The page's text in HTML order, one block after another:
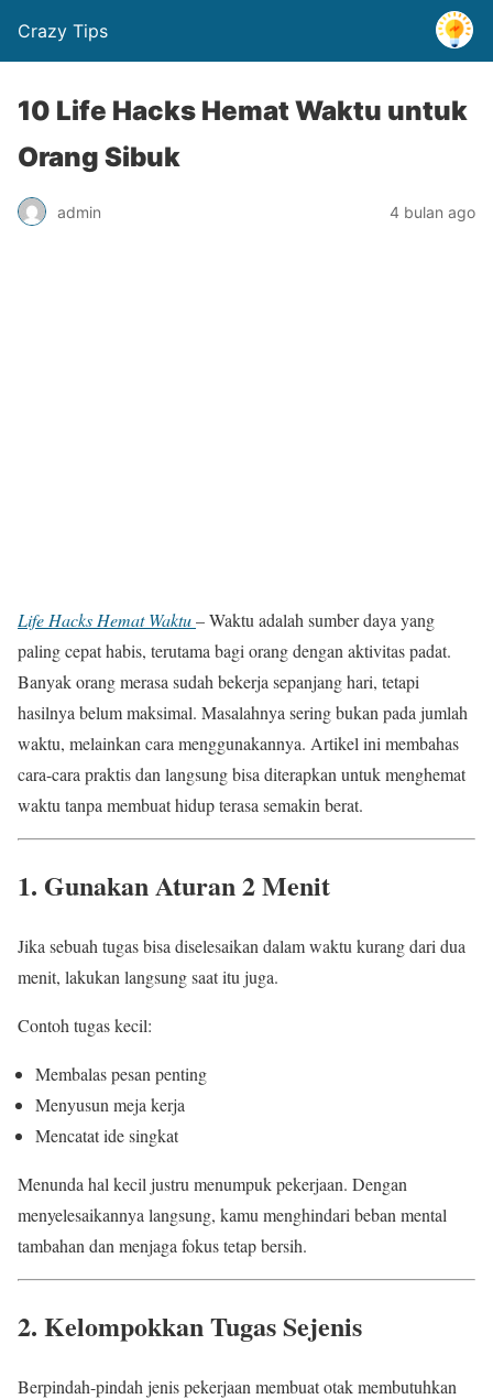
Crazy Tips
10 Life Hacks Hemat Waktu untuk
Orang Sibuk
admin 4 bulan ago
Life Hacks Hemat Waktu– Waktu adalah sumber daya yang
paling cepat habis, terutama bagi orang dengan aktivitas padat.
Banyak orang merasa sudah bekerja sepanjang hari, tetapi
hasilnya belum maksimal. Masalahnya sering bukan pada jumlah
waktu, melainkan cara menggunakannya. Artikel ini membahas
cara-cara praktis dan langsung bisa diterapkan untuk menghemat
waktu tanpa membuat hidup terasa semakin berat.
1. Gunakan Aturan 2 Menit
Jika sebuah tugas bisa diselesaikan dalam waktu kurang dari dua
menit, lakukan langsung saat itu juga.
Contoh tugas kecil:
Membalas pesan penting
Menyusun meja kerja
Mencatat ide singkat
Menunda hal kecil justru menumpuk pekerjaan. Dengan
menyelesaikannya langsung, kamu menghindari beban mental
tambahan dan menjaga fokus tetap bersih.
2. Kelompokkan Tugas Sejenis
Berpindah-pindah jenis pekerjaan membuat otak membutuhkan